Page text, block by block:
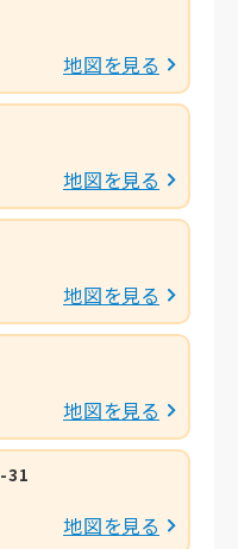
地図を見る
地図を見る
地図を見る
地図を見る
31
地図を見る